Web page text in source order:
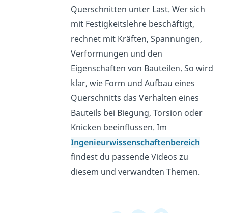
Querschnitten unter Last. Wer sich
mit Festigkeitslehre beschäftigt,
rechnet mit Kräften, Spannungen,
Verformungen und den
Eigenschaften von Bauteilen. So wird
klar, wie Form und Aufbau eines
Querschnitts das Verhalten eines
Bauteils bei Biegung, Torsion oder
Knicken beeinflussen. Im
Ingenieurwissenschaftenbereich
findest du passende Videos zu
diesem und verwandten Themen.